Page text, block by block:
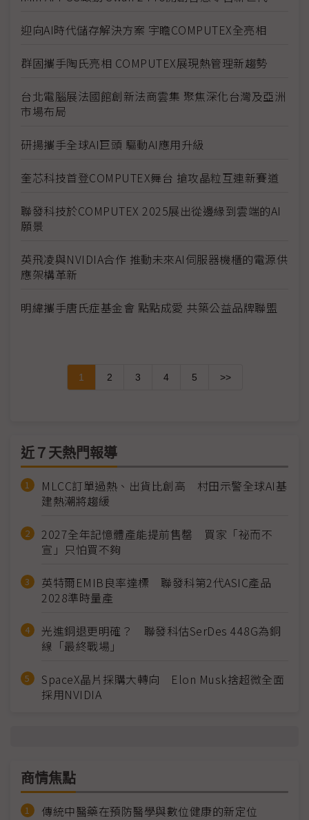
迎向AI時代儲存解決方案 宇瞻COMPUTEX全亮相
群固攜手陶氏亮相 COMPUTEX展現熱管理新趨勢
台北電腦展法國館創新法商雲集 聚焦深化台灣及亞洲
市場布局
研揚攜手全球AI巨頭 驅動AI應用升級
奎芯科技首登COMPUTEX舞台 搶攻晶粒互連新賽道
聯發科技於COMPUTEX 2025展出從邊緣到雲端的AI
願景
英飛凌與NVIDIA合作 推動未來AI伺服器機櫃的電源供
應架構革新
明緯攜手唐氏症基金會 點點成愛 共築公益品牌聯盟
1 2 3 4 5 >>
近７天熱門報導
MLCC訂單過熱、出貨比創高 村田示警全球AI基
建熱潮將趨緩
2027全年記憶體產能提前售罄 買家「祕而不
宣」只怕買不夠
英特爾EMIB良率達標 聯發科第2代ASIC產品
2028準時量產
光進銅退更明確？ 聯發科估SerDes 448G為銅
線「最終戰場」
SpaceX晶片採購大轉向 Elon Musk捨超微全面
採用NVIDIA
商情焦點
傳統中醫藥在預防醫學與數位健康的新定位